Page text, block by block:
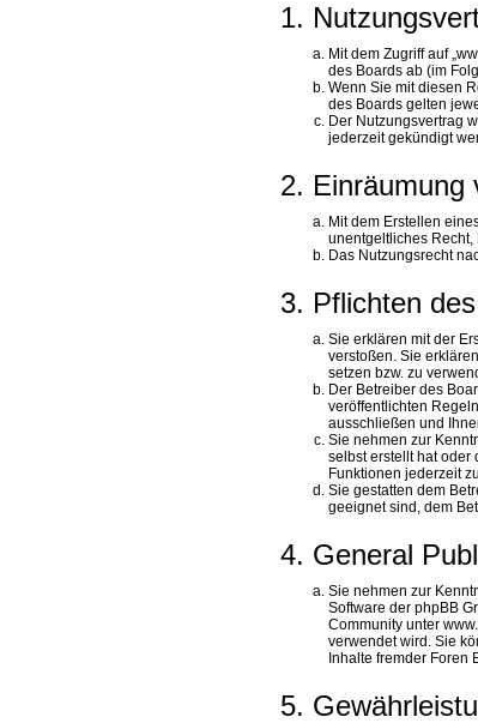
1.
Mit dem Zugriff auf
des Boards ab (im
Wenn Sie mit diesen
des Boards gelten
Der Nutzungsvertrag
jederzeit gekündigt
2. Einräumung
Mit dem Erstellen
unentgeltliches Recht,
Das Nutzungsrecht
3. Pflichten
Sie erklären mit der
verstoßen. Sie
setzen bzw. zu
Der Betreiber des
veröffentlichten
ausschließen und
Sie nehmen zur
selbst erstellt hat oder
Funktionen jederzeit
Sie gestatten dem
geeignet sind, dem
4. General
Sie nehmen zur
Software der phpBB
Community unter
verwendet wird. Sie
Inhalte fremder Foren
5.